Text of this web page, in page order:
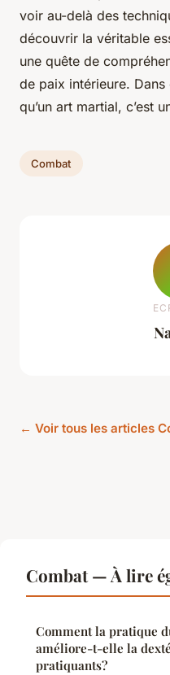
voir au-delà des
découvrir la véritable
une quête de
de paix intérieure.
qu’un art martial, c’est
Combat
← Voir tous les articles
Combat — À lire
Comment la pratique
améliore-t-elle la
pratiquants?